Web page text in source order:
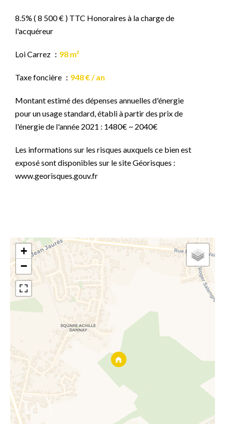
8.5% ( 8 500 € ) TTC Honoraires à la charge de
l'acquéreur
Loi Carrez 98 m²
Taxe foncière 948 € / an
Montant estimé des dépenses annuelles d'énergie
pour un usage standard, établi à partir des prix de
l'énergie de l'année 2021 : 1480€ ~ 2040€
Les informations sur les risques auxquels ce bien est
exposé sont disponibles sur le site Géorisques :
www.georisques.gouv.fr
+
−